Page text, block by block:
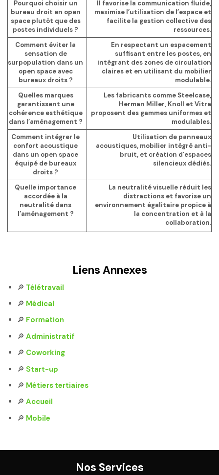
Pourquoi choisir un
bureau droit en open
space plutôt que des
postes individuels ?
Il favorise la communication fluide,
maximise l’utilisation de l’espace et
facilite la gestion collective des
ressources.
Comment éviter la
sensation de
surpopulation dans un
open space avec
bureaux droits ?
En respectant un espacement
suffisant entre les postes, en
intégrant des zones de circulation
claires et en utilisant du mobilier
modulable.
Quelles marques
garantissent une
cohérence esthétique
dans l’aménagement ?
Les fabricants comme Steelcase,
Herman Miller, Knoll et Vitra
proposent des gammes uniformes et
modulables.
Comment intégrer le
confort acoustique
dans un open space
équipé de bureaux
droits ?
Utilisation de panneaux
acoustiques, mobilier intégré anti-
bruit, et création d’espaces
silencieux dédiés.
Quelle importance
accordée à la
neutralité dans
l’aménagement ?
La neutralité visuelle réduit les
distractions et favorise un
environnement égalitaire propice à
la concentration et à la
collaboration.
Liens Annexes
🔎 Télétravail
🔎 Médical
🔎 Formation
🔎 Administratif
🔎 Coworking
🔎 Start-up
🔎 Métiers tertiaires
🔎 Accueil
🔎 Mobile
Nos Services